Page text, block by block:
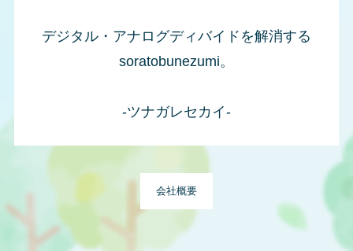
デジタル・アナログディバイドを解消する
soratobunezumi。
-ツナガレセカイ-
会社概要